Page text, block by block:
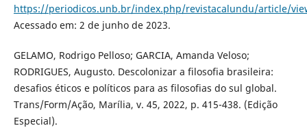
https://periodicos.unb.br/index.php/revistacalundu/article/
Acessado em: 2 de junho de 2023.
GELAMO, Rodrigo Pelloso; GARCIA, Amanda Veloso;
RODRIGUES, Augusto. Descolonizar a filosofia brasileira:
desafios éticos e políticos para as filosofias do sul global.
Trans/Form/Ação, Marília, v. 45, 2022, p. 415-438. (Edição
Especial).